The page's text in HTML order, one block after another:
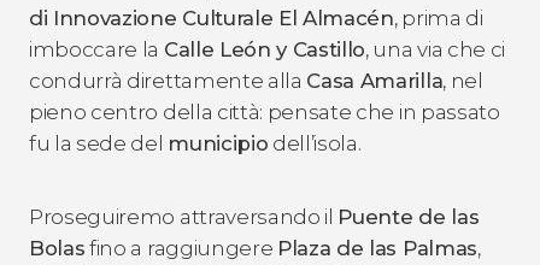
di Innovazione Culturale El Almacén, prima di
imboccare la Calle León y Castillo, una via che ci
condurrà direttamente alla Casa Amarilla, nel
pieno centro della città: pensate che in passato
fu la sede del municipio dell’isola.
Proseguiremo attraversando il Puente de las
Bolas fino a raggiungere Plaza de las Palmas,